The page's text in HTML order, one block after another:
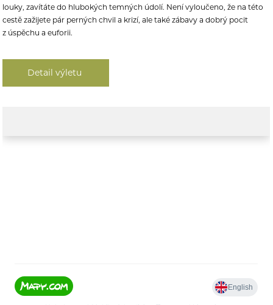
louky, zavítáte do hlubokých temných údolí. Není vyloučeno, že na této
cestě zažijete pár perných chvil a krizí, ale také zábavy a dobrý pocit
z úspěchu a euforii.
Detail výletu